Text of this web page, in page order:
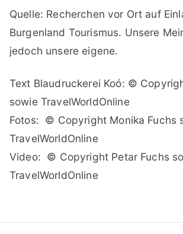
Quelle: Recherchen vor Ort auf
Burgenland Tourismus. Unsere
jedoch unsere eigene.
Text Blaudruckerei Koó: ©
sowie TravelWorldOnline
Fotos: © Copyright Monika Fuchs
TravelWorldOnline
Video: © Copyright Petar Fuchs
TravelWorldOnline